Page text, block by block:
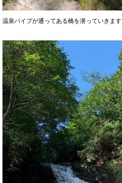
温泉パイプが通ってある橋を潜っていきます